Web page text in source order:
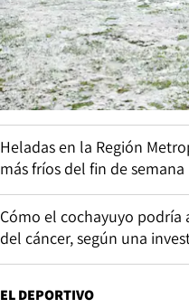
Heladas en la Región
más fríos del fin de semana
Cómo el cochayuyo
del cáncer, según una
EL DEPORTIVO